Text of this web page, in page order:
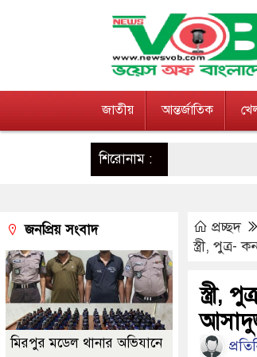
জাতীয় আন্তর্জাতিক
শিরোনাম :
প্রচ্ছদ
স্ত্রী, পুত্র-
স্ত্রী,
জনপ্রিয় সংবাদ
মিরপুর মডেল থানার অভিযানে